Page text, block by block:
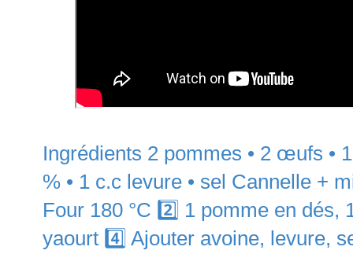
Ingrédients 2 pommes • 2 œufs •
% • 1 c.c levure • sel Cannelle +
Four 180 °C 2️⃣ 1 pomme en
yaourt 4️⃣ Ajouter avoine, levure,